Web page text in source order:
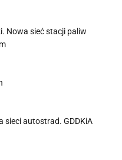
Nowa sieć stacji paliw
sieci autostrad. GDDKiA